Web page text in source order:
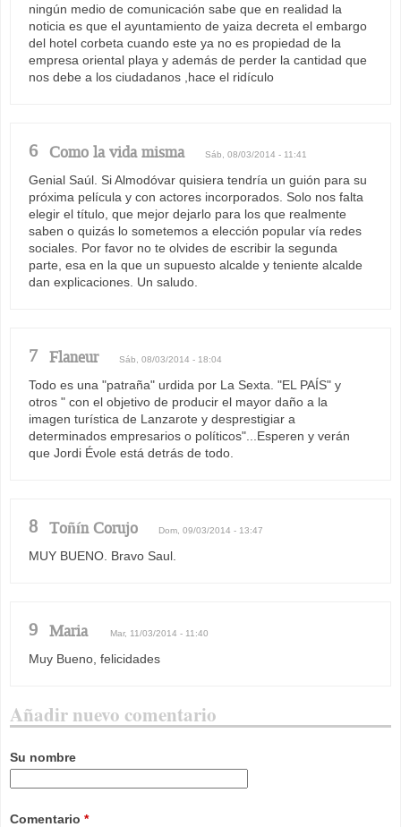
ningún medio de comunicación sabe que en realidad la
noticia es que el ayuntamiento de yaiza decreta el embargo
del hotel corbeta cuando este ya no es propiedad de la
empresa oriental playa y además de perder la cantidad que
nos debe a los ciudadanos ,hace el ridículo
6 Como la vida misma Sáb, 08/03/2014 - 11:41
Genial Saúl. Si Almodóvar quisiera tendría un guión para su
próxima película y con actores incorporados. Solo nos falta
elegir el título, que mejor dejarlo para los que realmente
saben o quizás lo sometemos a elección popular vía redes
sociales. Por favor no te olvides de escribir la segunda
parte, esa en la que un supuesto alcalde y teniente alcalde
dan explicaciones. Un saludo.
7 Flaneur Sáb, 08/03/2014 - 18:04
Todo es una "patraña" urdida por La Sexta. "EL PAÍS" y
otros " con el objetivo de producir el mayor daño a la
imagen turística de Lanzarote y desprestigiar a
determinados empresarios o políticos"...Esperen y verán
que Jordi Évole está detrás de todo.
8 Toñín Corujo Dom, 09/03/2014 - 13:47
MUY BUENO. Bravo Saul.
9 Maria Mar, 11/03/2014 - 11:40
Muy Bueno, felicidades
Añadir nuevo comentario
Su nombre
Comentario *